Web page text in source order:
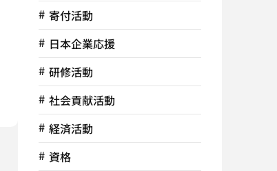
寄付活動
日本企業応援
研修活動
社会貢献活動
経済活動
資格